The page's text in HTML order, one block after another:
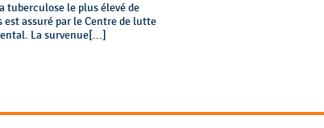
tuberculose le plus élevé de
est assuré par le Centre de lutte
La survenue[...]